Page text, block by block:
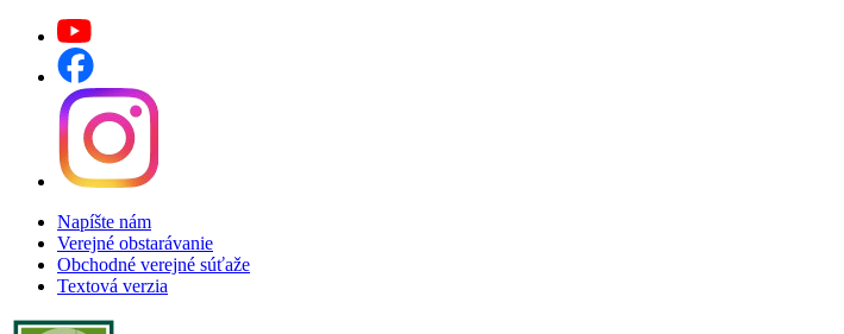
Napíšte nám
Verejné obstarávanie
Obchodné verejné súťaže
Textová verzia